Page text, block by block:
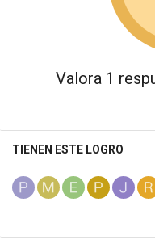
Valora 1
TIENEN ESTE LOGRO